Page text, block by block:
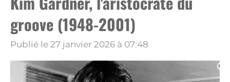
groove (1948-2001)
Publié le 27 janvier 2026 à 07:48